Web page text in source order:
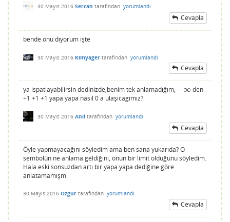
30 Mayıs 2016 Sercan tarafından yorumlandı
Cevapla
bende onu dıyorum işte
30 Mayıs 2016 Kimyager tarafından yorumlandı
Cevapla
ya ispatlayabilirsin dedinizde,benim tek anlamadığım, −∞
−∞
den
+1 +1 +1 yapa yapa nasıl 0 a ulaşıcagımız?
30 Mayıs 2016 Anil tarafından yorumlandı
Cevapla
Öyle yapmayacağını söyledim ama ben sana yukarıda? O
sembolün ne anlama geldiğini, onun bir limit olduğunu söyledim.
Hala eski sonsuzdan artı bir yapa yapa dediğine göre
anlatamamışm
30 Mayıs 2016 Ozgur tarafından yorumlandı
Cevapla